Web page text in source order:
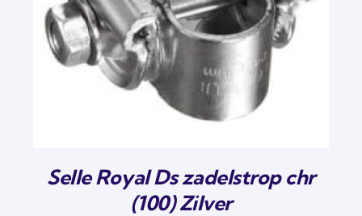
Selle Royal Ds zadelstrop chr
(100) Zilver